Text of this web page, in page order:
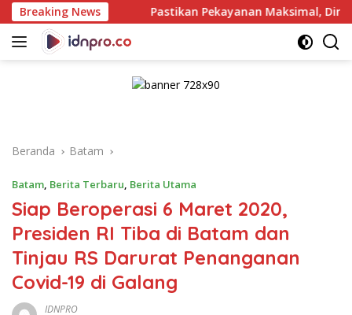
Langsung
ke
konten
Breaking News
Pastikan Pekayanan Maksimal, Direksi Jasa Raharja
Beranda Batam
Batam, Berita Terbaru, Berita Utama
Siap Beroperasi 6 Maret 2020,
Presiden RI Tiba di Batam dan
Tinjau RS Darurat Penanganan
Covid-19 di Galang
IDNPRO